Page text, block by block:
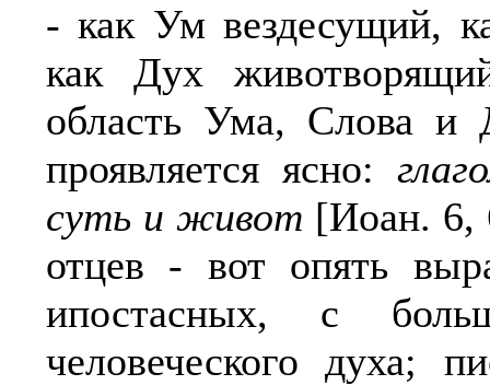
- как Ум вездесущий,
как Дух
область Ума, Слова
проявляется ясно:
суть и живот [Иоан. 6,
отцев - вот опять
ипостасных, с
человеческого духа;